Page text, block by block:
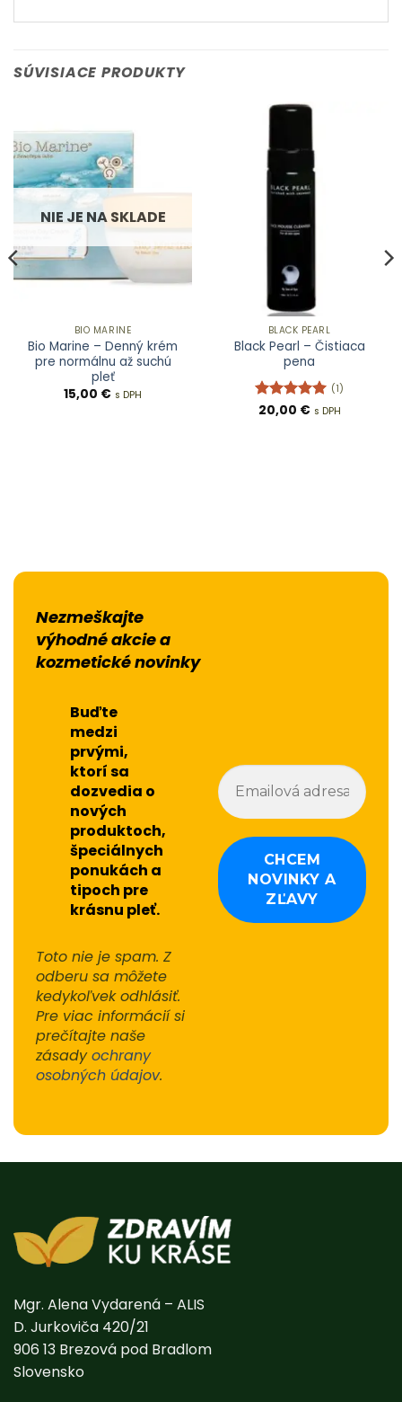
SÚVISIACE PRODUKTY
NIE JE NA SKLADE
BIO MARINE
Bio Marine – Denný krém
pre normálnu až suchú
pleť
15,00 € s DPH
BLACK PEARL
Black Pearl – Čistiaca
pena
Hodnotenie
(1)
20,00 € s DPH
Nezmeškajte
výhodné akcie a
kozmetické novinky
Buďte
medzi
prvými,
ktorí sa
dozvedia o
nových
produktoch,
špeciálnych
ponukách a
tipoch pre
krásnu pleť.
Toto nie je spam. Z
odberu sa môžete
kedykoľvek odhlásiť.
Pre viac informácií si
prečítajte naše
zásadyochrany
osobných údajov.
Mgr. Alena Vydarená – ALIS
D. Jurkoviča 420/21
906 13 Brezová pod Bradlom
Slovensko